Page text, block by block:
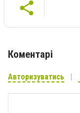
Коментарі
Авторизуватись